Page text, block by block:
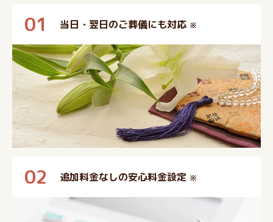
01 当日・翌日のご葬儀にも対応 ※
02 追加料金なしの安心料金設定 ※